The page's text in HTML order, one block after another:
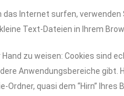
das Internet surfen,
Text-Dateien in Ihrem
zu weisen: Cookies sind
Anwendungsbereiche gibt.
Ordner, quasi dem “Hirn”